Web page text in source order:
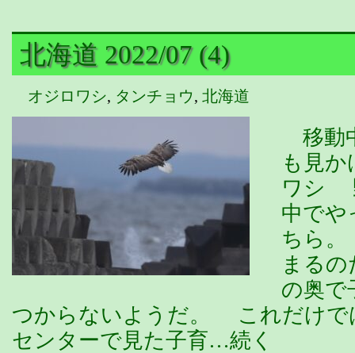
北海道 2022/07 (4)
オジロワシ, タンチョウ, 北海道
移動
も見
ワシ
中でや
ちら
まる
の奥で
つからないようだ。 これだけで
センターで見た子育…続く